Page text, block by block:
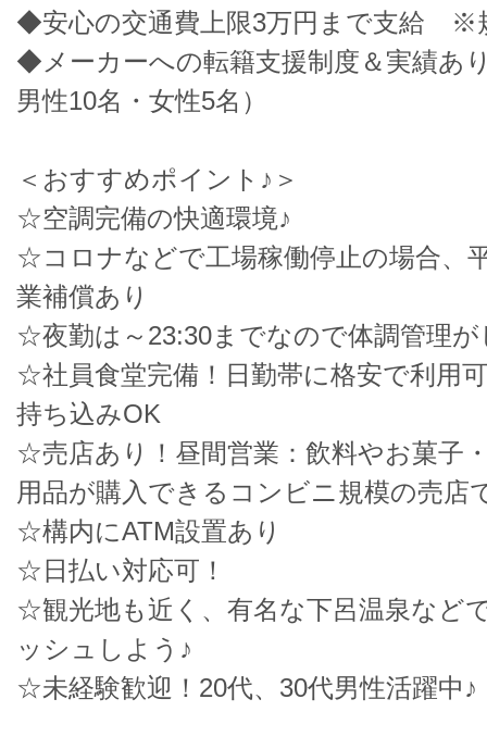
◆安心の交通費上限3万円まで支給 ※
◆メーカーへの転籍支援制度＆実績あ
男性10名・女性5名）
＜おすすめポイント♪＞
☆空調完備の快適環境♪
☆コロナなどで工場稼働停止の場合、
業補償あり
☆夜勤は～23:30までなので体調管理
☆社員食堂完備！日勤帯に格安で利用
持ち込みOK
☆売店あり！昼間営業：飲料やお菓子
用品が購入できるコンビニ規模の売店
☆構内にATM設置あり
☆日払い対応可！
☆観光地も近く、有名な下呂温泉など
ッシュしよう♪
☆未経験歓迎！20代、30代男性活躍中♪